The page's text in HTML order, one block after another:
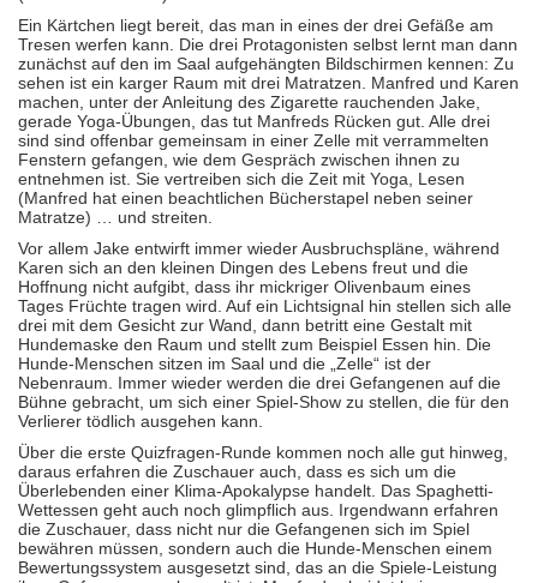
Ein Kärtchen liegt bereit, das man in eines der drei Gefäße am
Tresen werfen kann. Die drei Protagonisten selbst lernt man dann
zunächst auf den im Saal aufgehängten Bildschirmen kennen: Zu
sehen ist ein karger Raum mit drei Matratzen. Manfred und Karen
machen, unter der Anleitung des Zigarette rauchenden Jake,
gerade Yoga-Übungen, das tut Manfreds Rücken gut. Alle drei
sind sind offenbar gemeinsam in einer Zelle mit verrammelten
Fenstern gefangen, wie dem Gespräch zwischen ihnen zu
entnehmen ist. Sie vertreiben sich die Zeit mit Yoga, Lesen
(Manfred hat einen beachtlichen Bücherstapel neben seiner
Matratze) … und streiten.
Vor allem Jake entwirft immer wieder Ausbruchspläne, während
Karen sich an den kleinen Dingen des Lebens freut und die
Hoffnung nicht aufgibt, dass ihr mickriger Olivenbaum eines
Tages Früchte tragen wird. Auf ein Lichtsignal hin stellen sich alle
drei mit dem Gesicht zur Wand, dann betritt eine Gestalt mit
Hundemaske den Raum und stellt zum Beispiel Essen hin. Die
Hunde-Menschen sitzen im Saal und die „Zelle“ ist der
Nebenraum. Immer wieder werden die drei Gefangenen auf die
Bühne gebracht, um sich einer Spiel-Show zu stellen, die für den
Verlierer tödlich ausgehen kann.
Über die erste Quizfragen-Runde kommen noch alle gut hinweg,
daraus erfahren die Zuschauer auch, dass es sich um die
Überlebenden einer Klima-Apokalypse handelt. Das Spaghetti-
Wettessen geht auch noch glimpflich aus. Irgendwann erfahren
die Zuschauer, dass nicht nur die Gefangenen sich im Spiel
bewähren müssen, sondern auch die Hunde-Menschen einem
Bewertungssystem ausgesetzt sind, das an die Spiele-Leistung